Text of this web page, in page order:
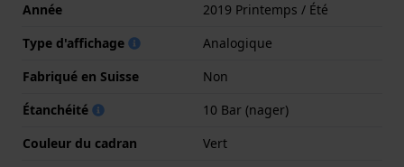
Année
2019 Printemps / Été
Type d'affichage
Analogique
Fabriqué en Suisse
Non
Étanchéité
10 Bar (nager)
Couleur du cadran
Vert